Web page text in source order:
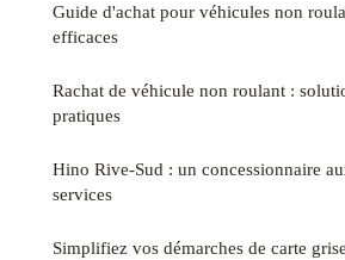
Guide d'achat pour véhicules non
efficaces
Rachat de véhicule non roulant :
pratiques
Hino Rive-Sud : un concessionnaire
services
Simplifiez vos démarches de carte